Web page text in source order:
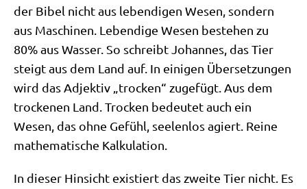
der Bibel nicht aus leben­di­gen Wesen, son­dern
aus Maschi­nen. Leben­di­ge Wesen bestehen zu
80% aus Was­ser. So schreibt Johan­nes, das Tier
steigt aus dem Land auf. In eini­gen Über­set­zun­gen
wird das Adjek­tiv „trocken“ zuge­fügt. Aus dem
trocke­nen Land. Trocken bedeu­tet auch ein
Wesen, das ohne Gefühl, see­len­los agiert. Rei­ne
mathe­ma­ti­sche Kalkulation.
In die­ser Hin­sicht exi­stiert das zwei­te Tier nicht. Es